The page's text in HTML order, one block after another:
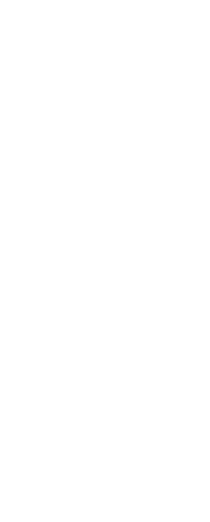
leitender
der
Nachweis
vor Beginn
Stelle melden.
Sie bei den
oder bei der
Ihrer